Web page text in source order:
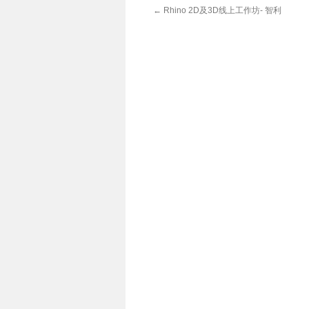
← Rhino 2D及3D线上工作坊- 智利